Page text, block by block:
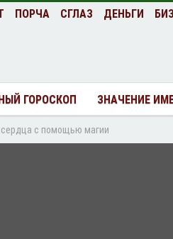
ПОРЧА СГЛАЗ ДЕНЬГИ
ГОРОСКОП ЗНАЧЕНИЕ
сердца с помощью магии